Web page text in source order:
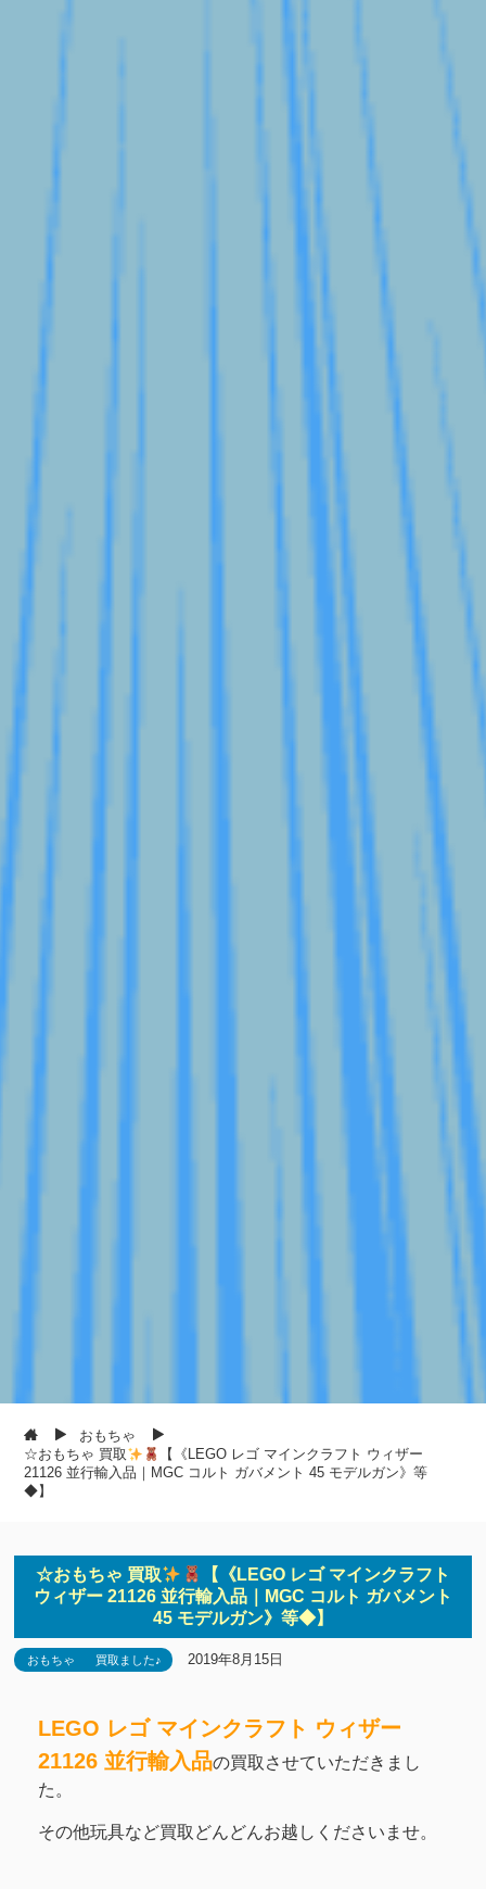
おもちゃ
☆おもちゃ 買取
【《LEGO レゴ マインクラフト ウィザー
21126 並行輸入品｜MGC コルト ガバメント 45 モデルガン》等
◆】
☆おもちゃ 買取
【《LEGO レゴ マインクラフト
ウィザー 21126 並行輸入品｜MGC コルト ガバメント
45 モデルガン》等◆】
おもちゃ 買取ました♪ 2019年8月15日
LEGO レゴ マインクラフト ウィザー
21126 並行輸入品の買取させていただきまし
た。
その他玩具など買取どんどんお越しくださいませ。